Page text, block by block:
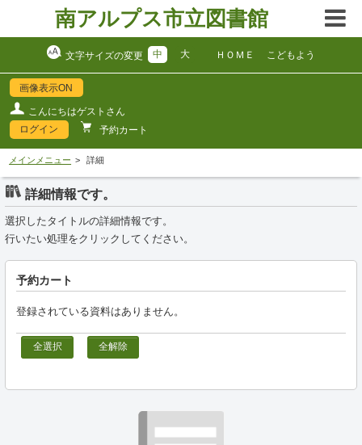
南アルプス市立図書館
文字サイズの変更 中 大 ＨＯＭＥ こどもよう
画像表示ON
こんにちはゲストさん
ログイン
予約カート
メインメニュー 詳細
詳細情報です。
選択したタイトルの詳細情報です。
行いたい処理をクリックしてください。
予約カート
登録されている資料はありません。
全選択 全解除